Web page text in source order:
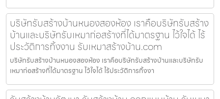
บริษัทรับสร้างบ้านหนองสองห้อง เราคือบริษัทรับสร้าง
บ้านและบริษัทรับเหมาก่อสร้างที่ได้มาตรฐาน ไว้ใจได้ ไร้
ประวัติการทิ้งงาน รับเหมาสร้างบ้าน.com
บริษัทรับสร้างบ้านหนองสองห้อง เราคือบริษัทรับสร้างบ้านและบริษัทรับ
เหมาก่อสร้างที่ได้มาตรฐาน ไว้ใจได้ ไร้ประวัติการทิ้งงา